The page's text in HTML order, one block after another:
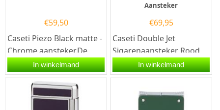
€59,50
Caseti Piezo Black matte -
Chrome aansteker.De
Caseti Piezo Black matte -
Chrome aansteker heeft...
In winkelmand
Aansteker
€69,95
Caseti Double Jet
Sigarenaansteker Rood
Aansteker.De Caseti
Double Jet
In winkelmand